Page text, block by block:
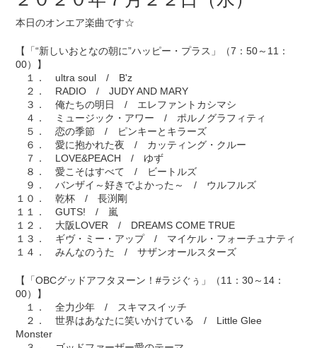
本日のオンエア楽曲です☆
【「“新しいおとなの朝に”ハッピー・プラス」（7：50～11：
00）】
１． ultra soul / B'z
２． RADIO / JUDY AND MARY
３． 俺たちの明日 / エレファントカシマシ
４． ミュージック・アワー / ポルノグラフィティ
５． 恋の季節 / ピンキーとキラーズ
６． 愛に抱かれた夜 / カッティング・クルー
７． LOVE&PEACH / ゆず
８． 愛こそはすべて / ビートルズ
９． バンザイ～好きでよかった～ / ウルフルズ
１０． 乾杯 / 長渕剛
１１． GUTS! / 嵐
１２． 大阪LOVER / DREAMS COME TRUE
１３． ギヴ・ミー・アップ / マイケル・フォーチュナティ
１４． みんなのうた / サザンオールスターズ
【「OBCグッドアフタヌーン！#ラジぐぅ」（11：30～14：
00）】
１． 全力少年 / スキマスイッチ
２． 世界はあなたに笑いかけている / Little Glee
Monster